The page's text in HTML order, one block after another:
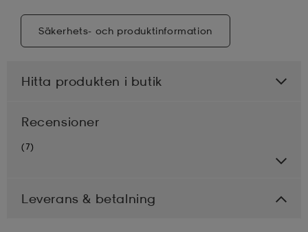
Säkerhets- och produktinformation
Hitta produkten i butik
Recensioner
(7)
Leverans & betalning